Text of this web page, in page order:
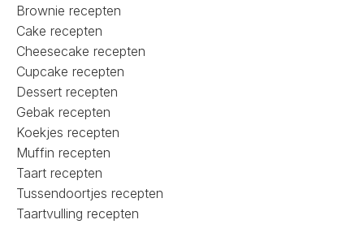
Brownie recepten
Cake recepten
Cheesecake recepten
Cupcake recepten
Dessert recepten
Gebak recepten
Koekjes recepten
Muffin recepten
Taart recepten
Tussendoortjes recepten
Taartvulling recepten